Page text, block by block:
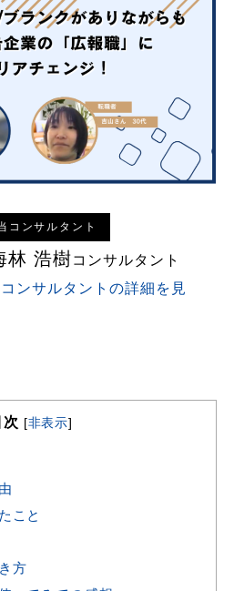
コンサルタント
林 浩樹コンサルタント
ンサルタントの詳細を見
次 [非表示]
こと
方